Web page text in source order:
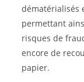
dématérialisés
permettant
risques de
encore de
papier.